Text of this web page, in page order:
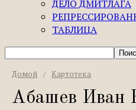
ДЕЛО ДМИТЛАГА
ТАБЛИЦА
Домой / Картотека
Абашев Иван